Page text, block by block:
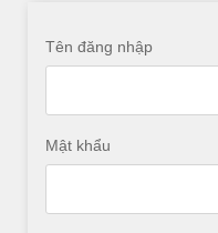
Tên đăng nhập
Mật khẩu